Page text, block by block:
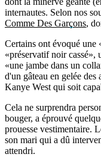
internautes. Selon nos
Comme Des Garçons,
Certains ont évoqué une
«préservatif noir
«une jambe dans un
d'un gâteau en gelée
Kanye West qui soit
Cela ne surprendra
bouger, a éprouvé
prouesse vestimentaire.
son mari qui a dû
attendri.